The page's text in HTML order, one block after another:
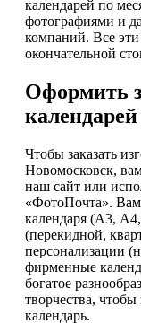
календарей по
фотографиями и
компаний. Все
окончательной
Оформить
Чтобы заказать
Новомосковск,
наш сайт или
«ФотоПочта». Вам
календаря (А3,
(перекидной,
персонализации
фирменные
богатое
творчества,
календарь.